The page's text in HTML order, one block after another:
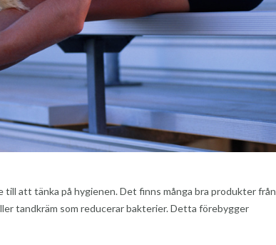
att tänka på hygienen. Det finns många bra produkter från
tandkräm som reducerar bakterier. Detta förebygger